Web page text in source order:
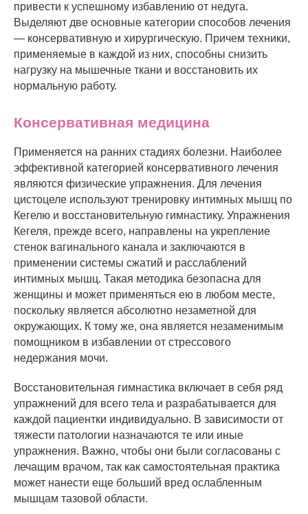
привести к успешному избавлению от недуга.
Выделяют две основные категории способов лечения
— консервативную и хирургическую. Причем техники,
применяемые в каждой из них, способны снизить
нагрузку на мышечные ткани и восстановить их
нормальную работу.
Консервативная медицина
Применяется на ранних стадиях болезни. Наиболее
эффективной категорией консервативного лечения
являются физические упражнения. Для лечения
цистоцеле используют тренировку интимных мышц по
Кегелю и восстановительную гимнастику. Упражнения
Кегеля, прежде всего, направлены на укрепление
стенок вагинального канала и заключаются в
применении системы сжатий и расслаблений
интимных мышц. Такая методика безопасна для
женщины и может применяться ею в любом месте,
поскольку является абсолютно незаметной для
окружающих. К тому же, она является незаменимым
помощником в избавлении от стрессового
недержания мочи.
Восстановительная гимнастика включает в себя ряд
упражнений для всего тела и разрабатывается для
каждой пациентки индивидуально. В зависимости от
тяжести патологии назначаются те или иные
упражнения. Важно, чтобы они были согласованы с
лечащим врачом, так как самостоятельная практика
может нанести еще больший вред ослабленным
мышцам тазовой области.